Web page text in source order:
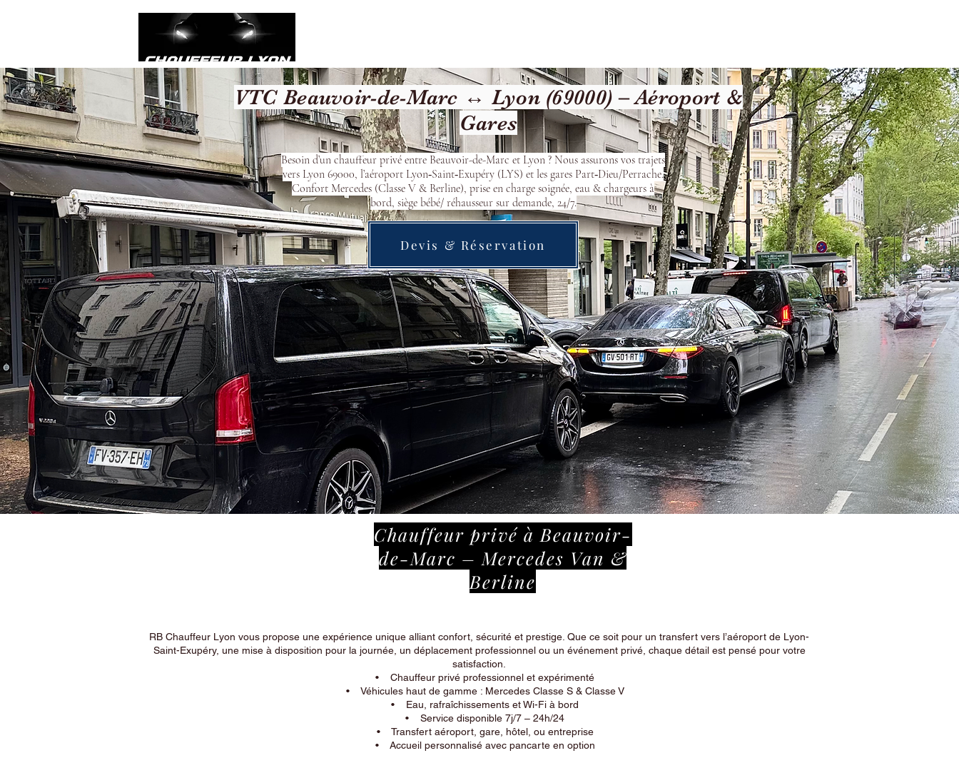
VTC Beauvoir-de-Marc ↔ Lyon (69000) – Aéroport &
Gares
Besoin d’un chauffeur privé entre Beauvoir-de-Marc et Lyon ? Nous assurons vos trajets
vers Lyon 69000, l’aéroport Lyon‑Saint‑Exupéry (LYS) et les gares Part‑Dieu/Perrache.
Confort Mercedes (Classe V & Berline), prise en charge soignée, eau & chargeurs à
bord, siège bébé/ réhausseur sur demande, 24/7.
Devis & Réservation
Chauffeur privé à Beauvoir-
de-Marc – Mercedes Van &
Berline
RB Chauffeur Lyon vous propose une expérience unique alliant confort, sécurité et prestige. Que ce soit pour un transfert vers l’aéroport de Lyon-
Saint-Exupéry, une mise à disposition pour la journée, un déplacement professionnel ou un événement privé, chaque détail est pensé pour votre
satisfaction.
• Chauffeur privé professionnel et expérimenté
• Véhicules haut de gamme : Mercedes Classe S & Classe V
• Eau, rafraîchissements et Wi-Fi à bord
• Service disponible 7j/7 – 24h/24
• Transfert aéroport, gare, hôtel, ou entreprise
• Accueil personnalisé avec pancarte en option